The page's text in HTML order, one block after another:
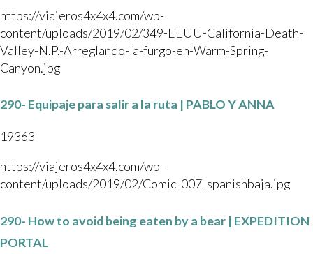
https://viajeros4x4x4.com/wp-
content/uploads/2019/02/349-EEUU-California-Death-
Valley-N.P.-Arreglando-la-furgo-en-Warm-Spring-
Canyon.jpg
290- Equipaje para salir a la ruta | PABLO Y ANNA
19363
https://viajeros4x4x4.com/wp-
content/uploads/2019/02/Comic_007_spanishbaja.jpg
290- How to avoid being eaten by a bear | EXPEDITION
PORTAL